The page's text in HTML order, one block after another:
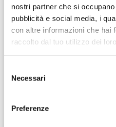
nostri partner che si
pubblicità e social media, i
con altre informazioni che hai
raccolto dal tuo utilizzo dei
delNecessari
Preferenze
Programmazione
Python, Java, C++ e
practice di Software
Utilizzo di framework
Esperienza con
Competenza nell’uso